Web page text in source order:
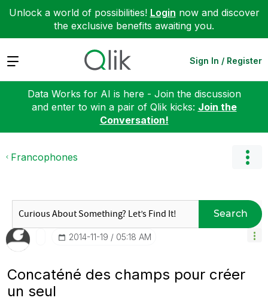
Unlock a world of possibilities! Login now and discover
the exclusive benefits awaiting you.
Expand Sign In / Register
Data Works for AI is here - Join the discussion
and enter to win a pair of Qlik kicks: Join the
Conversation!
Francophones
Search
‎2014-11-19 05:18 AM
Concaténé des champs pour créer
un seul